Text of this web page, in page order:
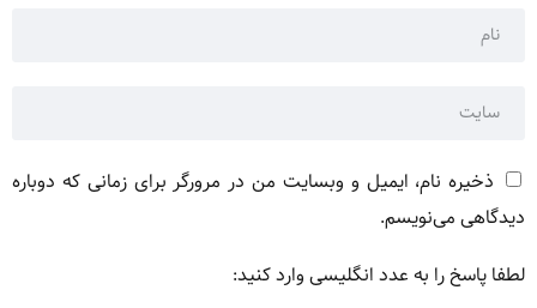
ذخیره نام، ایمیل و وبسایت من در مرورگر برای زمانی که دوباره
دیدگاهی می‌نویسم.
لطفا پاسخ را به عدد انگلیسی وارد کنید: